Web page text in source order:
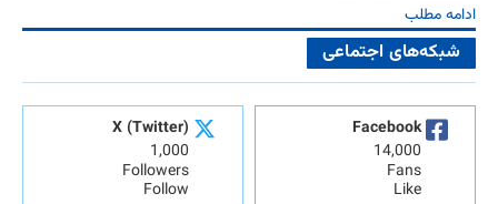
ادامه مطلب
شبکه‌های اجتماعی
Facebook
14,000
Fans
Like
X (Twitter)
1,000
Followers
Follow